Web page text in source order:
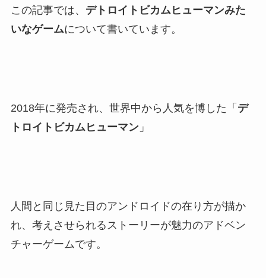
この記事では、 デトロイトビカムヒューマンみた
いなゲームについて書いています。
2018年に発売され、世界中から人気を博した「 デ
トロイトビカムヒューマン」
人間と同じ見た目のアンドロイドの在り方が描か
れ、考えさせられるストーリーが魅力のアドベン
チャーゲームです。